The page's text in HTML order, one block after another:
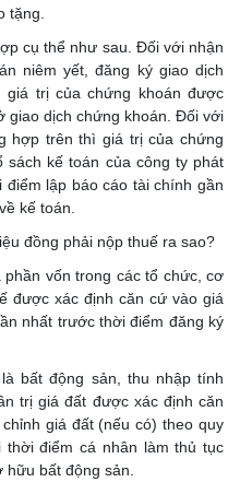
tặng.
cụ thể như sau. Đối với nhận
niêm yết, đăng ký giao dịch
giá trị của chứng khoán được
giao dịch chứng khoán. Đối với
hợp trên thì giá trị của chứng
kế toán của công ty phát
lập báo cáo tài chính gần
kế toán.
đồng phải nộp thuế ra sao?
vốn trong các tổ chức, cơ
được xác định căn cứ vào giá
nhất trước thời điểm đăng ký
bất động sản, thu nhập tính
trị giá đất được xác định căn
giá đất (nếu có) theo quy
điểm cá nhân làm thủ tục
bất động sản.